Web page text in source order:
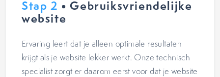
Stap 2 • Gebruiksvriendelijke
website
Ervaring leert dat je alleen optimale resultaten
krijgt als je website lekker werkt. Onze technisch
specialist zorgt er daarom eerst voor dat je website